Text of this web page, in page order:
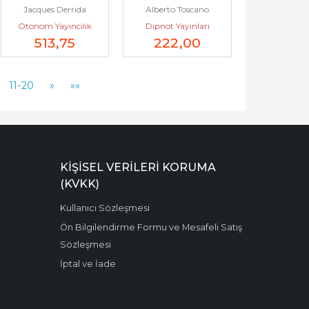
ve Güzel Dediğimiz
Ne Varsa -
Jacques Derrida
Otonom Yayıncılık
513,75
Siyaseti -
Alberto Toscano
Dipnot Yayınları
222,00
11-20 » »»
KIŞISEL VERILERI KORUMA
(KVKK)
Kullanıcı Sözleşmesi
Ön Bilgilendirme Formu ve Mesafeli Satış
Sözleşmesi
İptal ve İade